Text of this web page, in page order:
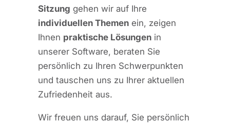
Sitzung gehen wir auf Ihre
individuellen Themen ein, zeigen
Ihnen praktische Lösungen in
unserer Software, beraten Sie
persönlich zu Ihren Schwerpunkten
und tauschen uns zu Ihrer aktuellen
Zufriedenheit aus.
Wir freuen uns darauf, Sie persönlich